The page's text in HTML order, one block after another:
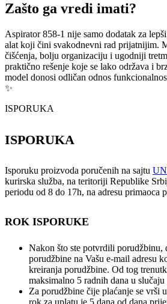
Zašto ga vredi imati?
Aspirator 858-1 nije samo dodatak za
alat koji čini svakodnevni rad prijatnijim.
čišćenja, bolju organizaciju i ugodniji
praktično rešenje koje se lako održava i
model donosi odličan odnos
✨
ISPORUKA
ISPORUKA
Isporuku proizvoda poručenih na sajtu
kurirska služba, na teritoriji Republike
periodu od 8 do 17h, na adresu primaoca
ROK ISPORUKE
Nakon što ste potvrdili porudžbinu,
porudžbine na Vašu e-mail adresu
kreiranja porudžbine. Od tog
maksimalno 5 radnih dana u
Za porudžbine čije plaćanje se vrši
rok za uplatu je 5 dana od dana